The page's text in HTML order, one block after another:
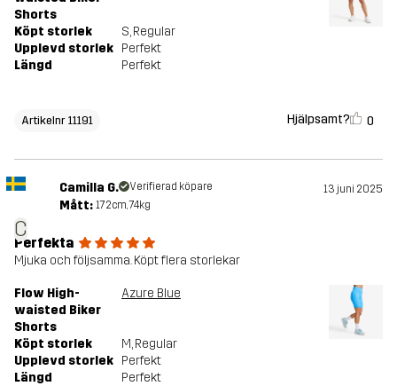
Shorts
Köpt storlek
S, Regular
Upplevd storlek Perfekt
Längd
Perfekt
Artikelnr 11191 Hjälpsamt? 0
C
Camilla G. Verifierad köpare 13 juni 2025
Mått: 172cm, 74kg
Perfekta
Mjuka och följsamma. Köpt flera storlekar
Flow High-
waisted Biker
Shorts
Azure Blue
Köpt storlek M, Regular
Upplevd storlek Perfekt
Längd
Perfekt